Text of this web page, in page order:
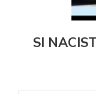
SI